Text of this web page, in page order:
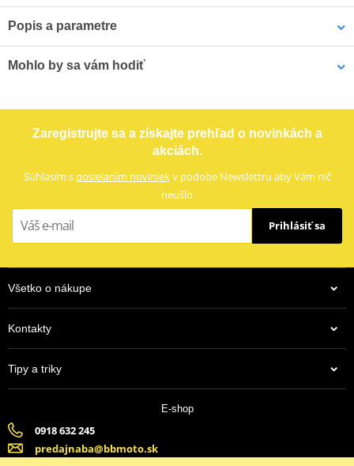
Popis a parametre
kufru na motorku. Jedná se o montážní sadu speciálně navrženou
každého modelu. Výsledkem je vysoce kvalitní a bezpečný produkt,
K upevnění vrchního kufru SHAD na motorku stačí namontovat
tuto montážní sadu, plotna je vždy součástí kufru (kromě kufrů
TR48/TR37).
PDF Mounting sheet – montážní list
Výrobca
SHAD
Môže byť použité s
akýkoľvek SHAD vrchný kufor.
Mohlo by sa vám hodiť
Zaregistrujte sa a získajte prehľad o novinkách a
akciách.
Súhlasím s posielaním noviniekv podobe Newslettru aby Vám nič
neušlo
Prihlásiť sa
Všetko o nákupe
Kontakty
Tipy a triky
E-shop
0918 632 245
predajnaba@bbmoto.sk